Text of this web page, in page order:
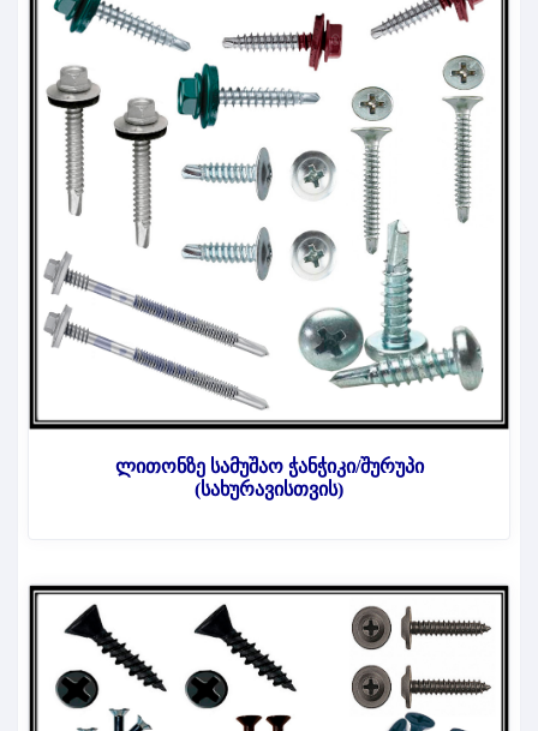
ლითონზე სამუშაო ჭანჭიკი/შურუპი
(სახურავისთვის)